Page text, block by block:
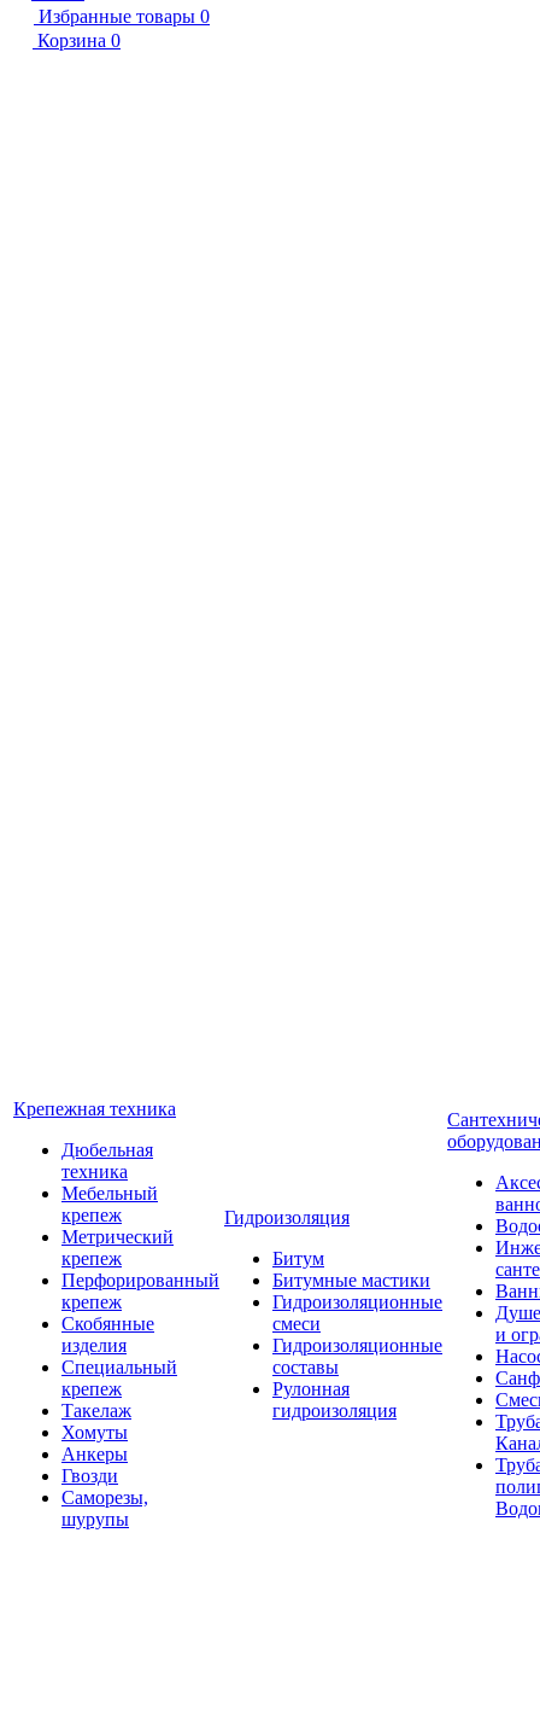
Избранные товары 0
Корзина 0
Крепежная техника
Дюбельная
техника
Мебельный
крепеж
Метрический
крепеж
Перфорированный
крепеж
Скобянные
изделия
Специальный
крепеж
Такелаж
Хомуты
Анкеры
Гвозди
Саморезы,
шурупы
Гидроизоляция
Битум
Битумные мастики
Гидроизоляционные
смеси
Гидроизоляционные
составы
Рулонная
гидроизоляция
и